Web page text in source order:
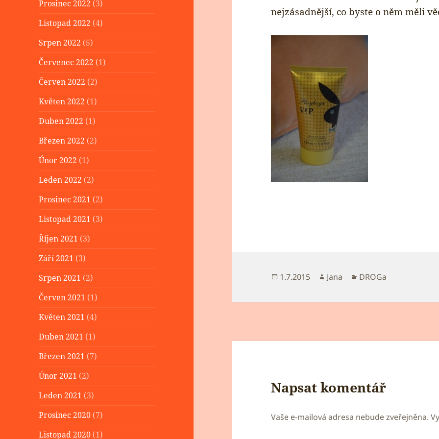
Prosinec 2022 (3)
Listopad 2022 (4)
Srpen 2022 (5)
Červenec 2022 (1)
Červen 2022 (2)
Květen 2022 (1)
Duben 2022 (1)
Březen 2022 (2)
Únor 2022 (1)
Leden 2022 (2)
Prosinec 2021 (2)
Listopad 2021 (3)
Říjen 2021 (3)
Září 2021 (3)
Srpen 2021 (2)
Červen 2021 (1)
Květen 2021 (4)
Duben 2021 (1)
Březen 2021 (7)
Únor 2021 (2)
Leden 2021 (3)
Prosinec 2020 (7)
Listopad 2020 (1)
nejzásadnější, co byste o něm měli
Publikováno:
1.7.2015 Autor:
Jana Rubriky:
DROGa
Napsat komentář
Vaše e-mailová adresa nebude zveřejněna.